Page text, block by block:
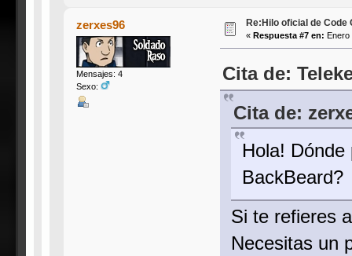
zerxes96
Mensajes: 4
Sexo:
Re:Hilo oficial de Code
« Respuesta #7 en:
Cita de:
Cita de:
Hola!
BackBeard?
Si te refieres
Necesitas un